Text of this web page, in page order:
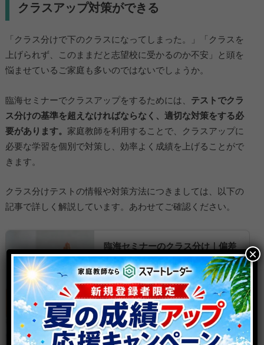
クラスアップ対策ができる
「クラス分けで下のクラスになってしまった。」「クラスを
上げられず、このままだと志望校に受かるのか不安」と頭を
悩ませているご家庭も多いのではないでしょうか。
臨海セミナーでクラスアップをするためには、 テストでクラ
ス分けの基準を超えなければならなく、適切な対策をする必
要があります。 家庭教師を利用することで、クラスアップに
必要な学習を個別で対策し、効率よく成績を上げることがで
きます。
クラス分けテストの情報や対策方法につきましては、以下の
記事で詳しく解説しています。あわせてご確認ください。
臨海セミナーのクラス分け｜偏差
値基準・クラスアップ対策と各コ
ースの特徴を徹底解説
臨海セミナーに通われているご家
庭の中には、「上位クラスに入り
たい」「クラスを維持したい」と
いう悩みをお持ちの方もいらっし
×